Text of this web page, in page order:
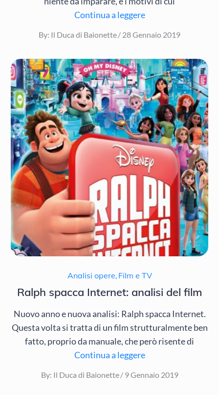
Continua a leggere
By: Il Duca di Baionette
Posted
28 Gennaio 2019
Analisi opere Film e TV
Ralph spacca Internet: analisi del film
Nuovo anno e nuova analisi: Ralph spacca Internet.
Questa volta si tratta di un film strutturalmente ben
fatto, proprio da manuale, che però risente di
Continua a leggere
By: Il Duca di Baionette
Posted
9 Gennaio 2019